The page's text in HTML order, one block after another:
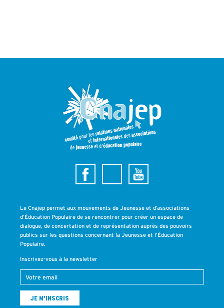
Le Cnajep permet aux mouvements de Jeunesse et d’associations
d’Éducation Populaire de se rencontrer pour créer un espace de
dialogue, de concertation et de représentation auprès des pouvoirs
publics sur les questions concernant la Jeunesse et l’Éducation
Populaire.
Inscrivez-vous à la newsletter